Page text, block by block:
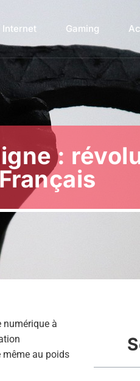
Internet Gaming
:
numérique à
même au poids